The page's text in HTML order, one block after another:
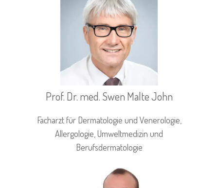
Prof. Dr. med. Swen Malte John
Facharzt für Dermatologie und Venerologie,
Allergologie, Umweltmedizin und
Berufsdermatologie